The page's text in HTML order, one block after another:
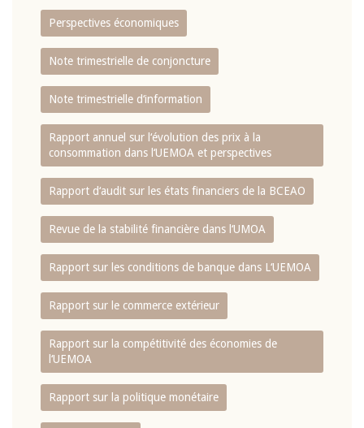
Perspectives économiques
Note trimestrielle de conjoncture
Note trimestrielle d‘information
Rapport annuel sur l‘évolution des prix à la
consommation dans l‘UEMOA et perspectives
Rapport d‘audit sur les états financiers de la BCEAO
Revue de la stabilité financière dans l‘UMOA
Rapport sur les conditions de banque dans L‘UEMOA
Rapport sur le commerce extérieur
Rapport sur la compétitivité des économies de
l‘UEMOA
Rapport sur la politique monétaire